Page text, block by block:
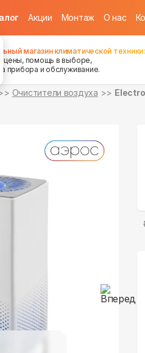
Акции Монтаж О нас
магазин климатической техники:
цены, помощь в выборе,
прибора и обслуживание.
Очистители воздуха